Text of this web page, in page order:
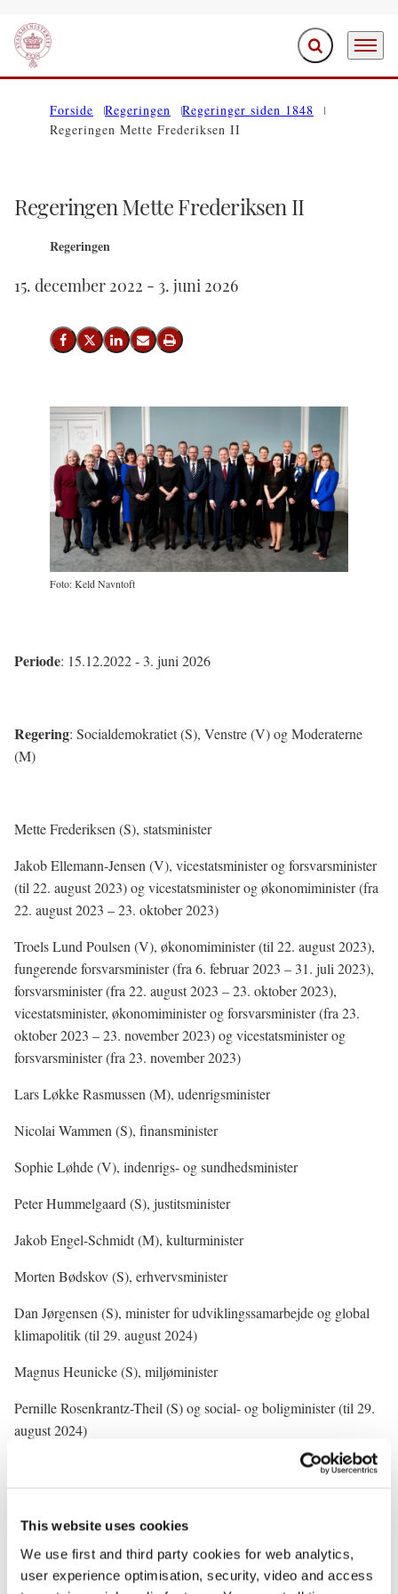
This website uses cookies
We use first and third party cookies for web analytics,
user experience optimisation, security, video and access
Gå til forsiden Fold søgefelt ud
Menu
Forside Regeringen
Regeringer siden 1848
Regeringen Mette Frederiksen II
Regeringen Mette Frederiksen II
Regeringen
15. december 2022 - 3. juni 2026
Del på Facebook
Del på X (Twitter)
Del på LinkedIn
Send email
Print
Foto: Keld Navntoft
Periode: 15.12.2022 - 3. juni 2026
Regering: Socialdemokratiet (S), Venstre (V) og Moderaterne
(M)
Mette Frederiksen (S), statsminister
Jakob Ellemann-Jensen (V), vicestatsminister og forsvarsminister
(til 22. august 2023) og vicestatsminister og økonomiminister (fra
22. august 2023 – 23. oktober 2023)
Troels Lund Poulsen (V), økonomiminister (til 22. august 2023),
fungerende forsvarsminister (fra 6. februar 2023 – 31. juli 2023),
forsvarsminister (fra 22. august 2023 – 23. oktober 2023),
vicestatsminister, økonomiminister og forsvarsminister (fra 23.
oktober 2023 – 23. november 2023) og vicestatsminister og
forsvarsminister (fra 23. november 2023)
Lars Løkke Rasmussen (M), udenrigsminister
Nicolai Wammen (S), finansminister
Sophie Løhde (V), indenrigs- og sundhedsminister
Peter Hummelgaard (S), justitsminister
Jakob Engel-Schmidt (M), kulturminister
Morten Bødskov (S), erhvervsminister
Dan Jørgensen (S), minister for udviklingssamarbejde og global
klimapolitik (til 29. august 2024)
Magnus Heunicke (S), miljøminister
Pernille Rosenkrantz-Theil (S) og social- og boligminister (til 29.
august 2024)
Sophie Hæstorp Andersen (S), social- og boligminister (siden 29.
Ane Halsboe-Jørgensen (S), beskæftigelsesminister (til 23.
september 2025) og skatteminister (fra 23. september 2025)
Mattias Tesfaye (S), børne- og undervisningsminister